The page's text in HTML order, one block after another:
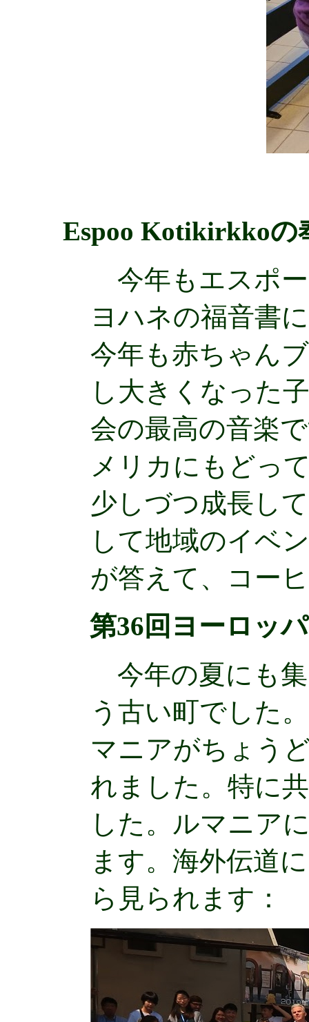
Espoo Kotikirkkoの
今年もエスポー
ヨハネの福音書
今年も赤ちゃん
し大きくなった
会の最高の音楽
メリカにもどっ
少しづつ成長し
して地域のイベ
が答えて、コー
第36回ヨーロッ
今年の夏にも集
う古い町でした
マニアがちょう
れました。特に
した。ルマニア
ます。海外伝道
ら見られます：